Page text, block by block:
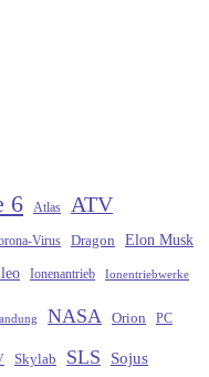
6 Atlas ATV
Virus Dragon Elon Musk
Ionenantrieb Ionentriebwerke
NASA Orion PC
Skylab SLS Sojus